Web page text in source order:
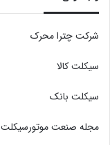
شرکت چترا محرک
سیکلت کالا
سیکلت بانک
مجله صنعت موتورسیکلت